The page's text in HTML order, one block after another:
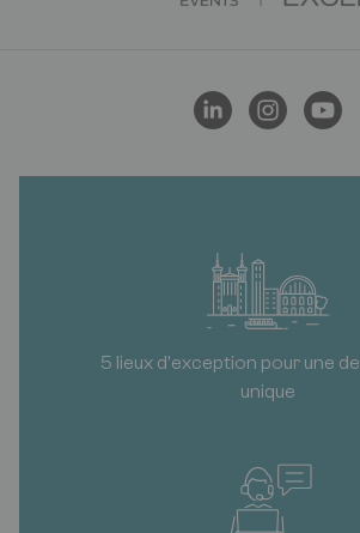
5 lieux d'exception pour une
unique